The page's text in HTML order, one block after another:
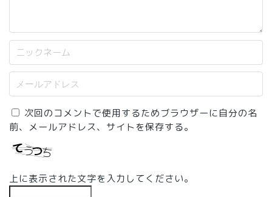
次回のコメントで使用するためブラウザーに自分の名
前、メールアドレス、サイトを保存する。
上に表示された文字を入力してください。